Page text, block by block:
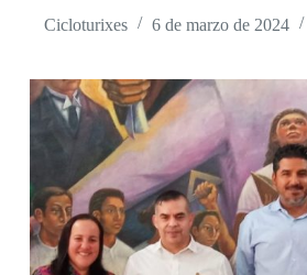
Cicloturixes 6 de marzo de 2024